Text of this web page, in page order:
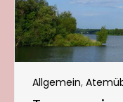
Allgemein,